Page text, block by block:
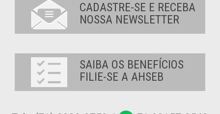
CADASTRE-SE E RECEBA
NOSSA NEWSLETTER
SAIBA OS BENEFÍCIOS
FILIE-SE A AHSEB